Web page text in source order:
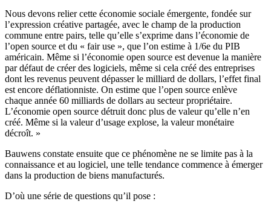
Nous devons relier cette économie sociale émergente, fondée sur
l’expression créative partagée, avec le champ de la production
commune entre pairs, telle qu’elle s’exprime dans l’économie de
l’open source et du « fair use », que l’on estime à 1/6e du PIB
américain. Même si l’économie open source est devenue la manière
par défaut de créer des logiciels, même si cela créé des entreprises
dont les revenus peuvent dépasser le milliard de dollars, l’effet final
est encore déflationniste. On estime que l’open source enlève
chaque année 60 milliards de dollars au secteur propriétaire.
L’économie open source détruit donc plus de valeur qu’elle n’en
créé. Même si la valeur d’usage explose, la valeur monétaire
décroît. »
Bauwens constate ensuite que ce phénomène ne se limite pas à la
connaissance et au logiciel, une telle tendance commence à émerger
dans la production de biens manufacturés.
D’où une série de questions qu’il pose :